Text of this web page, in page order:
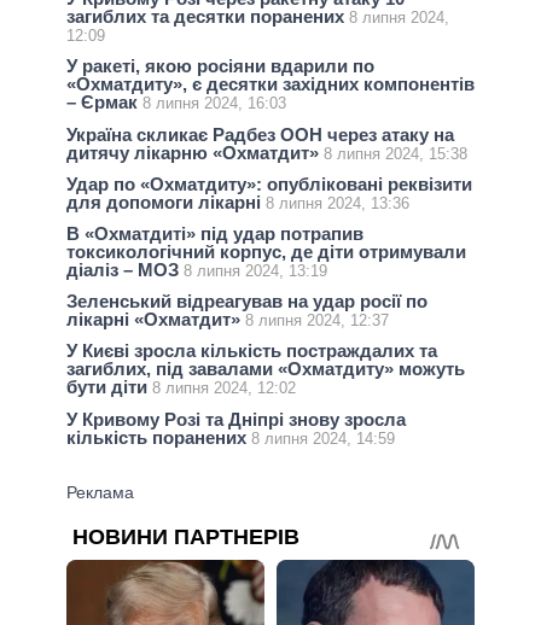
загиблих та десятки поранених 8 липня 2024,
12:09
У ракеті, якою росіяни вдарили по
«Охматдиту», є десятки західних компонентів
– Єрмак 8 липня 2024, 16:03
Україна скликає Радбез ООН через атаку на
дитячу лікарню «Охматдит» 8 липня 2024, 15:38
Удар по «Охматдиту»: опубліковані реквізити
для допомоги лікарні 8 липня 2024, 13:36
В «Охматдиті» під удар потрапив
токсикологічний корпус, де діти отримували
діаліз – МОЗ 8 липня 2024, 13:19
Зеленський відреагував на удар росії по
лікарні «Охматдит» 8 липня 2024, 12:37
У Києві зросла кількість постраждалих та
загиблих, під завалами «Охматдиту» можуть
бути діти 8 липня 2024, 12:02
У Кривому Розі та Дніпрі знову зросла
кількість поранених 8 липня 2024, 14:59